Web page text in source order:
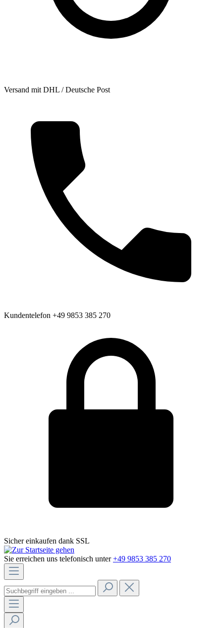
Versand mit DHL / Deutsche Post
Kundentelefon +49 9853 385 270
Sicher einkaufen dank SSL
Sie erreichen uns telefonisch unter +49 9853 385 270